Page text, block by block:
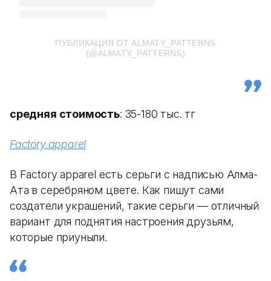
ПУБЛИКАЦИЯ ОТ ALMATY_PATTERNS
(@ALMATY_PATTERNS)
средняя стоимость: 35-180 тыс. тг
Factory.apparel
В Factory apparel есть серьги с надписью Алма-
Ата в серебряном цвете. Как пишут сами
создатели украшений, такие серьги — отличный
вариант для поднятия настроения друзьям,
которые приуныли.